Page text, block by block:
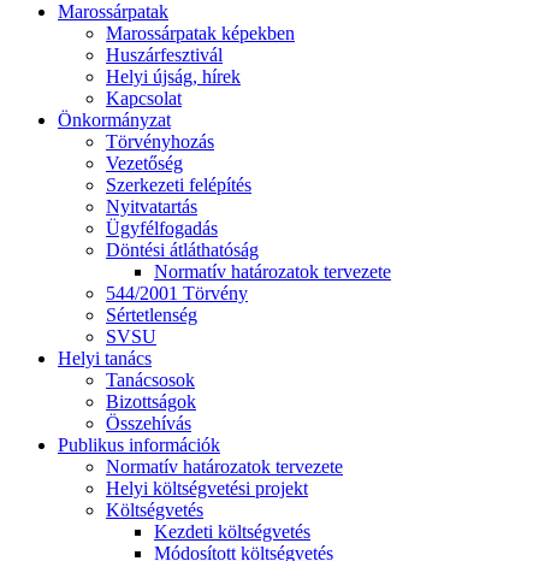
Marossárpatak
Marossárpatak képekben
Huszárfesztivál
Helyi újság, hírek
Kapcsolat
Önkormányzat
Törvényhozás
Vezetőség
Szerkezeti felépítés
Nyitvatartás
Ügyfélfogadás
Döntési átláthatóság
Normatív határozatok tervezete
544/2001 Törvény
Sértetlenség
SVSU
Helyi tanács
Tanácsosok
Bizottságok
Összehívás
Publikus információk
Normatív határozatok tervezete
Helyi költségvetési projekt
Költségvetés
Kezdeti költségvetés
Módosított költségvetés